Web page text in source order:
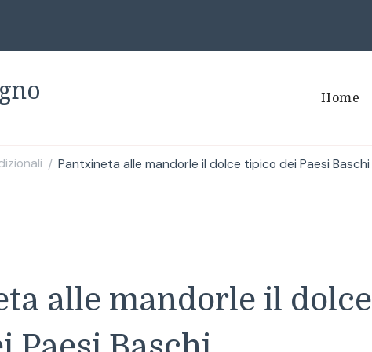
Home
/ Pantxineta alle mandorle il dolce tipico dei Paesi Baschi
alle mandorle il dolce